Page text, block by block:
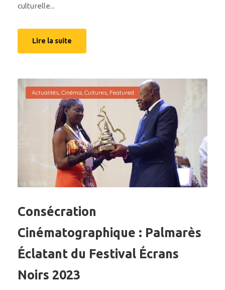
culturelle...
Lire la suite
Actualités, Cinéma, Cultures, Featured
Consécration
Cinématographique : Palmarès
Éclatant du Festival Écrans
Noirs 2023